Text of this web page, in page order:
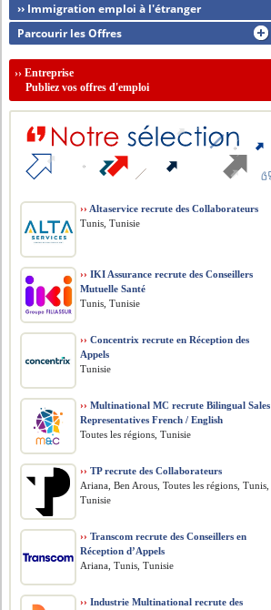
›› Immigration emploi à l'étranger
Parcourir les Offres
››Entreprise
Publiez vos offres d'emploi
›› Altaservice recrute des Collaborateurs
Tunis, Tunisie
›› IKI Assurance recrute des Conseillers
Mutuelle Santé
Tunis, Tunisie
›› Concentrix recrute en Réception des
Appels
Tunisie
›› Multinational MC recrute Bilingual Sales
Representatives French / English
Toutes les régions, Tunisie
›› TP recrute des Collaborateurs
Ariana, Ben Arous, Toutes les régions, Tunis,
Tunisie
›› Transcom recrute des Conseillers en
Réception d’Appels
Ariana, Tunis, Tunisie
›› Industrie Multinational recrute des